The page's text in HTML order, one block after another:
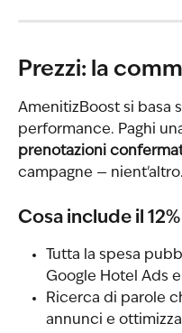
Prezzi: la
AmenitizBoost si basa
performance. Paghi
prenotazioni
campagne — nient'altro.
Cosa include il 12%
Tutta la spesa
Google Hotel Ads
Ricerca di parole
annunci e